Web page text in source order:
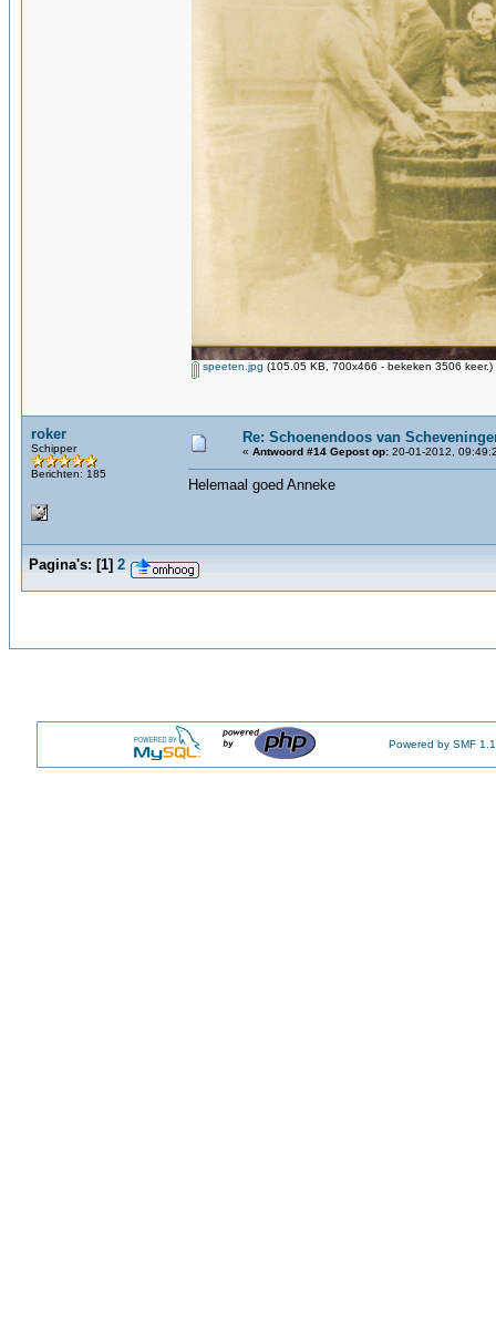
speeten.jpg (105.05 KB, 700x466 - bekeken 3506 keer.)
roker
Schipper
Berichten: 185
Re: Schoenendoos van
« Antwoord #14 Gepost op: 20-01-2012,
Helemaal goed Anneke
Pagina's: [1] 2
Powered by SMF